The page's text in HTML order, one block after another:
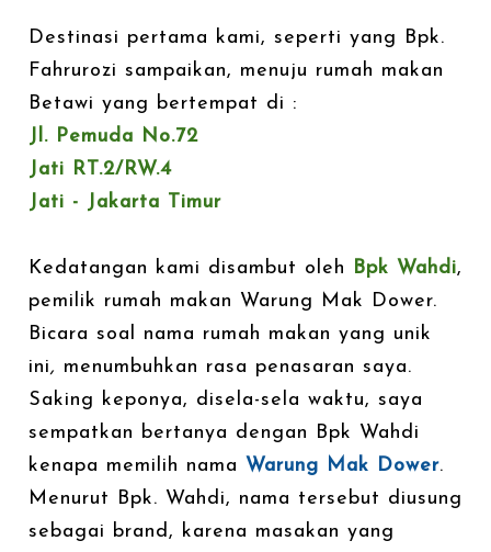
Destinasi pertama kami, seperti yang Bpk.
Fahrurozi sampaikan, menuju rumah makan
Betawi yang bertempat di :
Jl. Pemuda No.72
Jati RT.2/RW.4
Jati - Jakarta Timur
Kedatangan kami disambut oleh Bpk Wahdi,
pemilik rumah makan Warung Mak Dower.
Bicara soal nama rumah makan yang unik
ini, menumbuhkan rasa penasaran saya.
Saking keponya, disela-sela waktu, saya
sempatkan bertanya dengan Bpk Wahdi
kenapa memilih nama Warung Mak Dower.
Menurut Bpk. Wahdi, nama tersebut diusung
sebagai brand, karena masakan yang